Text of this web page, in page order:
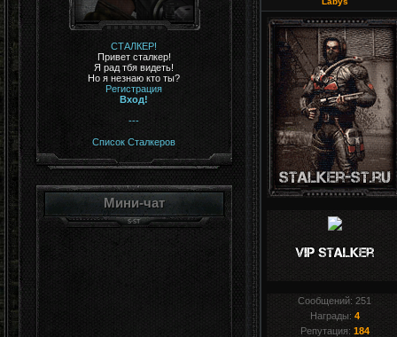
СТАЛКЕР!
Привет сталкер!
Я рад тбя видеть!
Но я незнаю кто ты?
Регистрация
Вход!
---
Список Сталкеров
Мини-чат
Сообщений:251
Награды: 4
Репутация: 184